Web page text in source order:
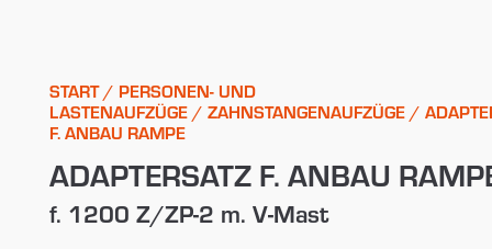
START/ PERSONEN- UND
LASTENAUFZÜGE/ ZAHNSTANGENAUFZÜGE/
F. ANBAU RAMPE
ADAPTERSATZ F. ANBAU
f. 1200 Z/ZP-2 m. V-Mast